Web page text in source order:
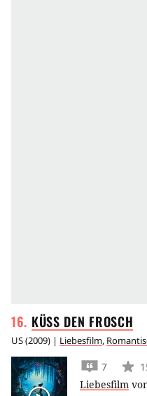
KÜSS DEN FROSCH
US(2009) | Liebesfilm,
7
Liebesfilm